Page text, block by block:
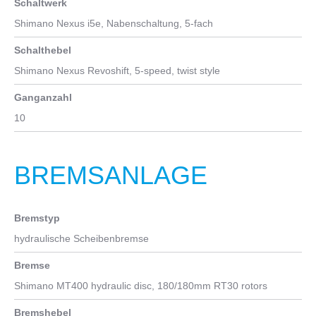
Gabel
Cannondale HeadShok, Quad Cage Nadellager-Innenleben,
Stahlfeder, Zweikammer-Dämpfung im halboffenen Ölbad, Post
Mount Disc, 15x110 mm Boost Steckachse
Schaltwerk
Shimano Nexus i5e, Nabenschaltung, 5-fach
Schalthebel
Shimano Nexus Revoshift, 5-speed, twist style
Ganganzahl
10
BREMSANLAGE
Bremstyp
hydraulische Scheibenbremse
Bremse
Shimano MT400 hydraulic disc, 180/180mm RT30 rotors
Bremshebel